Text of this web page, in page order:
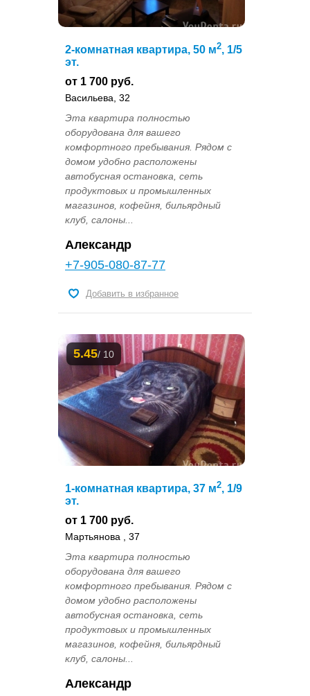
2-комнатная квартира, 50 м2, 1/5
эт.
от 1 700 руб.
Васильева, 32
Эта квартира полностью
оборудована для вашего
комфортного пребывания. Рядом с
домом удобно расположены
автобусная остановка, сеть
продуктовых и промышленных
магазинов, кофейня, бильярдный
клуб, салоны...
Александр
+7-905-080-87-77
Добавить в избранное
5.45/ 10
1-комнатная квартира, 37 м2, 1/9
эт.
от 1 700 руб.
Мартьянова , 37
Эта квартира полностью
оборудована для вашего
комфортного пребывания. Рядом с
домом удобно расположены
автобусная остановка, сеть
продуктовых и промышленных
магазинов, кофейня, бильярдный
клуб, салоны...
Александр